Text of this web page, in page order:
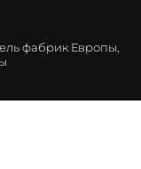
фабрик Европы,